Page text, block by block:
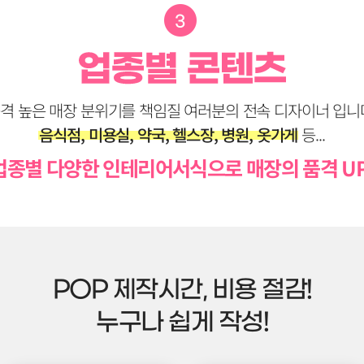
높은 매장 분위기를 책임질 여러분의 전속 디자이너 입
음식점, 미용실, 약국, 헬스장, 병원, 옷가게등...
종별 다양한 인테리어서식으로 매장의 품격
POP 제작시간, 비용 절감!
누구나 쉽게 작성!